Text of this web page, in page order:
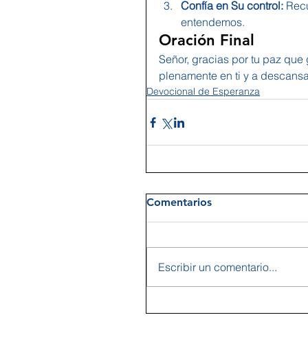
Confía en Su control:
entendemos.
Oración Final
Señor, gracias por tu paz
plenamente en ti y a
Devocional de Esperanza
Comentarios
Escribir un comentario...